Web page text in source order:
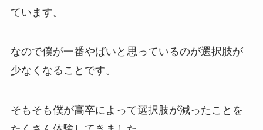
ています。
なので僕が一番やばいと思っているのが選択肢が
少なくなることです。
そもそも僕が高卒によって選択肢が減ったことを